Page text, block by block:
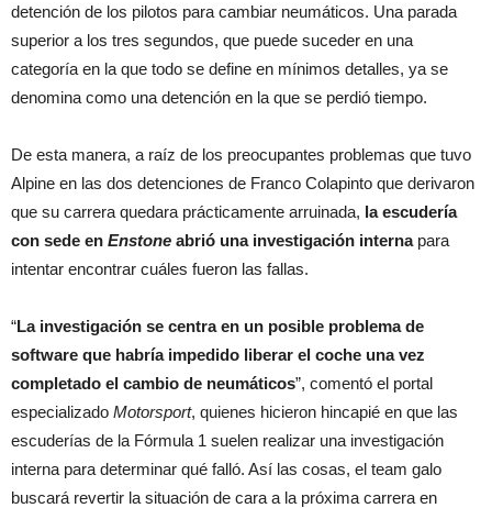
detención de los pilotos para cambiar neumáticos. Una parada
superior a los tres segundos, que puede suceder en una
categoría en la que todo se define en mínimos detalles, ya se
denomina como una detención en la que se perdió tiempo.
De esta manera, a raíz de los preocupantes problemas que tuvo
Alpine en las dos detenciones de Franco Colapinto que derivaron
que su carrera quedara prácticamente arruinada, la escudería
con sede en Enstone abrió una investigación interna para
intentar encontrar cuáles fueron las fallas.
“La investigación se centra en un posible problema de
software que habría impedido liberar el coche una vez
completado el cambio de neumáticos”, comentó el portal
especializado Motorsport, quienes hicieron hincapié en que las
escuderías de la Fórmula 1 suelen realizar una investigación
interna para determinar qué falló. Así las cosas, el team galo
buscará revertir la situación de cara a la próxima carrera en